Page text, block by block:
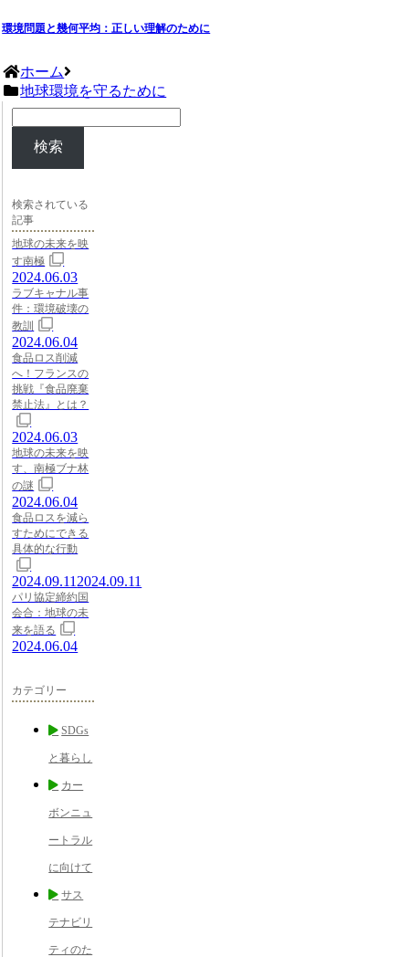
環境問題と幾何平均：正しい理解のために
ホーム
地球環境を守るために
検索
検索されている
記事
地球の未来を映
す南極
2024.06.03
ラブキャナル事
件：環境破壊の
教訓
2024.06.04
食品ロス削減
へ！フランスの
挑戦『食品廃棄
禁止法』とは？
2024.06.03
地球の未来を映
す、南極ブナ林
の謎
2024.06.04
食品ロスを減ら
すためにできる
具体的な行動
2024.09.11 2024.09.11
パリ協定締約国
会合：地球の未
来を語る
2024.06.04
カテゴリー
SDGs
と暮らし
カー
ボンニュ
ートラル
に向けて
サス
テナビリ
ティのた